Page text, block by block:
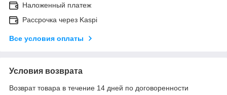
Наложенный платеж
Рассрочка через Kaspi
Все условия оплаты
Условия возврата
Возврат товара в течение 14 дней по договоренности